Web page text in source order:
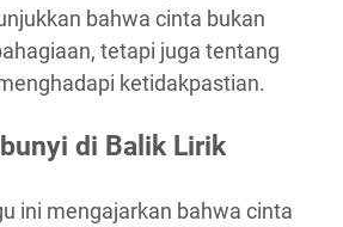
bahwa cinta bukan
tetapi juga tentang
ketidakpastian.
di Balik Lirik
ini mengajarkan bahwa cinta